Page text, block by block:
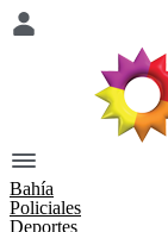
Bahía
Policiales
Deportes